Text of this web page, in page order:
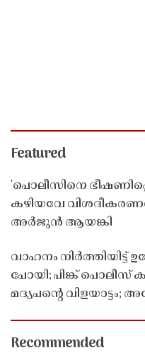
Featured
'പൊലീസിനെ
കഴിയവേ
അർജുൻ ആയങ്കി
വാഹനം നിർത്തിയിട്ട്
പോയി; പിങ്ക് പൊലീസ്
മദ്യപൻ്റെ
Recommended